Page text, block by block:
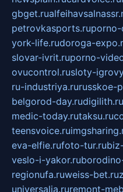
gbget.ru
petrovkasports.ruporno-
york-life.rudoroga-
slovar-ivrit.ruporno-
ovucontrol.rusloty-
ru-industriya.rurusskoe-
belgorod-day.rudigilith.ru
medic-today.rutaksu.ru
teensvoice.ru
eva-elfie.rufoto-tur.ru
veslo-i-yakor.ru
regionufa.ruweiss-bet.ru
universalia.ruremont-